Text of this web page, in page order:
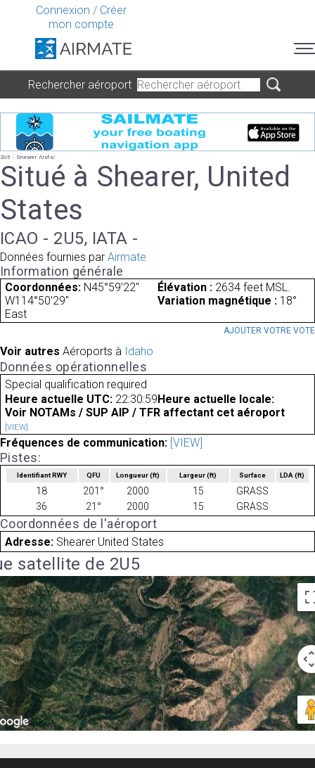
Connexion / Créer
mon compte
Rechercher aéroport
2U5 - Shearer /Usfs/
Situé à Shearer, United
States
ICAO - 2U5, IATA -
Données fournies par Airmate
Information générale
Coordonnées: N45°59'22"
W114°50'29"
Élévation : 2634 feet MSL.
Variation magnétique : 18°
East
AJOUTER VOTRE VOTE
Voir autres Aéroports à Idaho
Données opérationnelles
Special qualification required
Heure actuelle UTC: 22:30:59 Heure actuelle locale:
Voir NOTAMs / SUP AIP / TFR affectant cet aéroport
[VIEW]
Fréquences de communication: [VIEW]
Pistes:
Identifiant RWY QFU Longueur(ft) Largeur(ft) Surface LDA(ft)
18 201° 2000 15
GRASS
36
21° 2000 15 GRASS
Coordonnées de l'aéroport
Adresse: Shearer United States
satellite de 2U5